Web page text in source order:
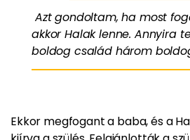
Azt gondoltam, ha most
akkor Halak lenne. Annyira
boldog család három
Ekkor megfogant a baba, és a